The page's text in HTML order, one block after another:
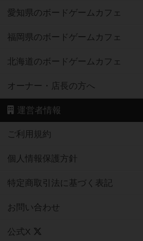
愛知県のボードゲームカフェ
福岡県のボードゲームカフェ
北海道のボードゲームカフェ
オーナー・店長の方へ
運営者情報
ご利用規約
個人情報保護方針
特定商取引法に基づく表記
お問い合わせ
公式X